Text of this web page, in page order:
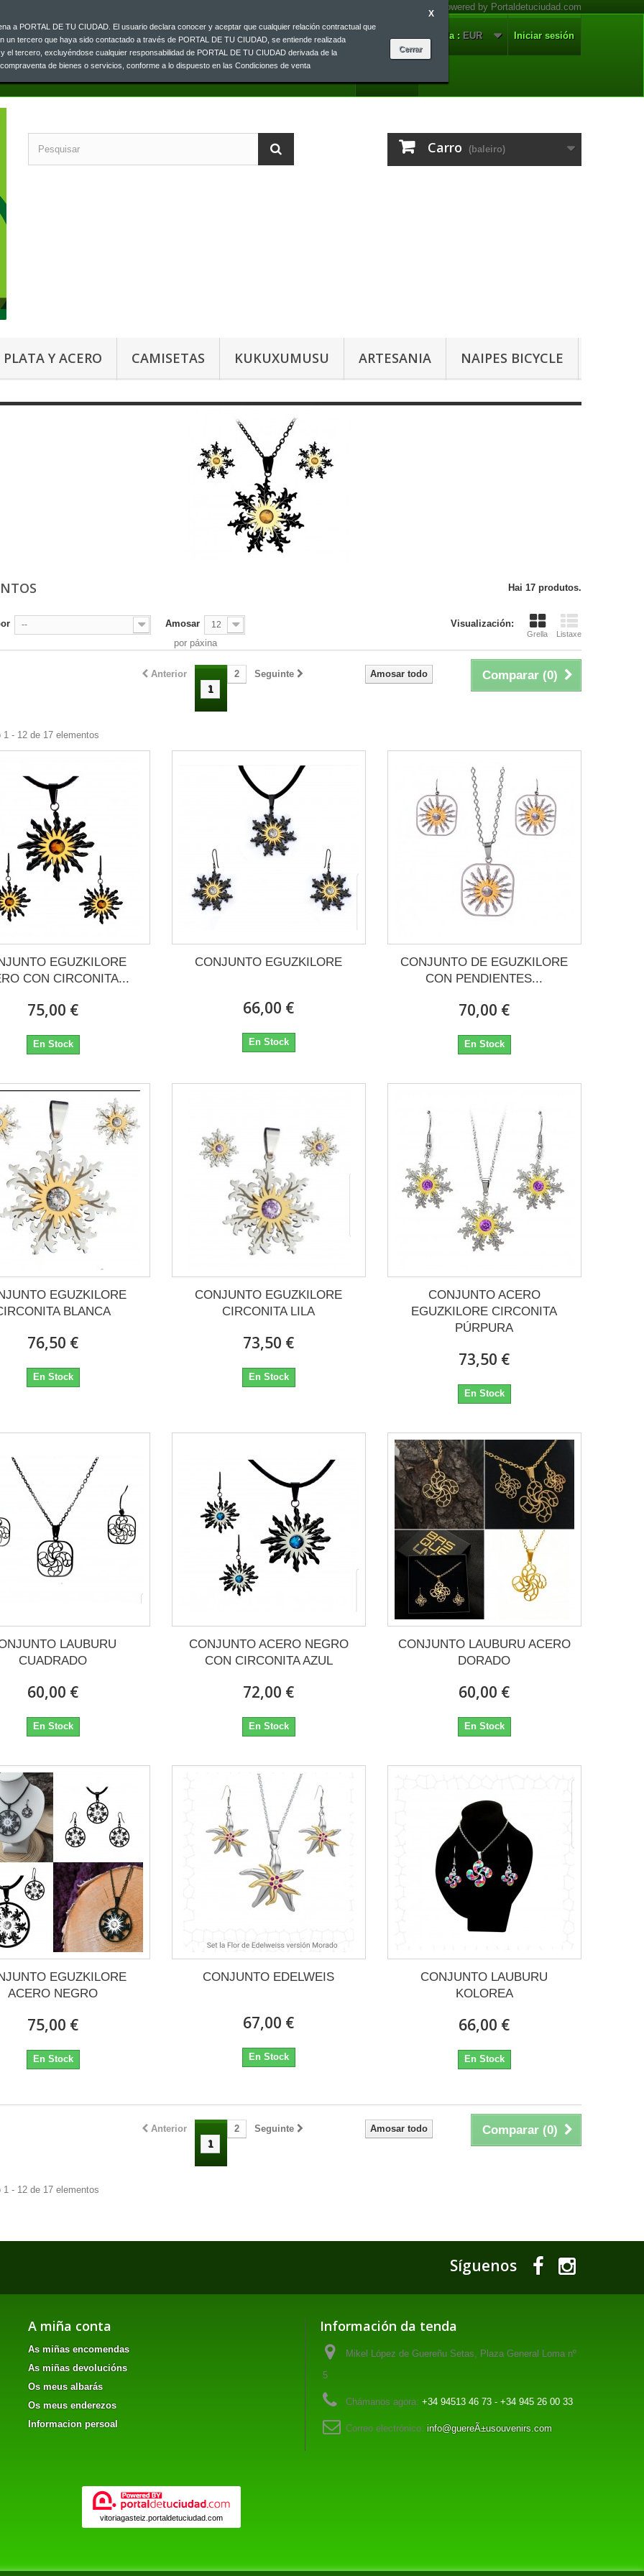
a PORTAL DE TU CIUDAD. El usuario declara conocer y aceptar que cualquier relación contractual que
un tercero que haya sido contactado a través de PORTAL DE TU CIUDAD, se entiende realizada
el tercero, excluyéndose cualquier responsabilidad de PORTAL DE TU CIUDAD derivada de la
de bienes o servicios, conforme a lo dispuesto en las Condiciones de venta
X
Iniciar sesión
Moeda : EUR
Contacta connosco
33
Carro (baleiro)
PLATA Y ACERO CAMISETAS KUKUXUMUSU ARTESANIA NAIPES BICYCLE
Hai 17 produtos.
Visualización:
Grella Listaxe
-- Amosar 12
por páxina
Comparar (0)
Amosar todo
Anterior
1
2 Seguinte
1 - 12 de 17 elementos
EGUZKILORE
CON CIRCONITA...
75,00 €
En Stock
CONJUNTO EGUZKILORE
66,00 €
En Stock
CONJUNTO DE EGUZKILORE
CON PENDIENTES...
70,00 €
En Stock
EGUZKILORE
BLANCA
76,50 €
En Stock
CONJUNTO EGUZKILORE
CIRCONITA LILA
73,50 €
En Stock
CONJUNTO ACERO
EGUZKILORE CIRCONITA
PÚRPURA
73,50 €
En Stock
LAUBURU
CUADRADO
60,00 €
En Stock
CONJUNTO ACERO NEGRO
CON CIRCONITA AZUL
72,00 €
En Stock
CONJUNTO LAUBURU ACERO
DORADO
60,00 €
En Stock
EGUZKILORE
ACERO NEGRO
75,00 €
En Stock
CONJUNTO EDELWEIS
67,00 €
En Stock
CONJUNTO LAUBURU
KOLOREA
66,00 €
En Stock
Comparar (0)
Amosar todo
Anterior
1
2 Seguinte
1 - 12 de 17 elementos
Síguenos
A miña conta
As miñas encomendas
As miñas devolucións
Os meus albarás
Os meus enderezos
Informacion persoal
Información da tenda
Mikel López de Guereñu Setas, Plaza General Loma nº
5
Chámanos agora: +34 94513 46 73 - +34 945 26 00 33
Correo electrónico: info@guereÃ±usouvenirs.com
vitoriagasteiz.portaldetuciudad.com